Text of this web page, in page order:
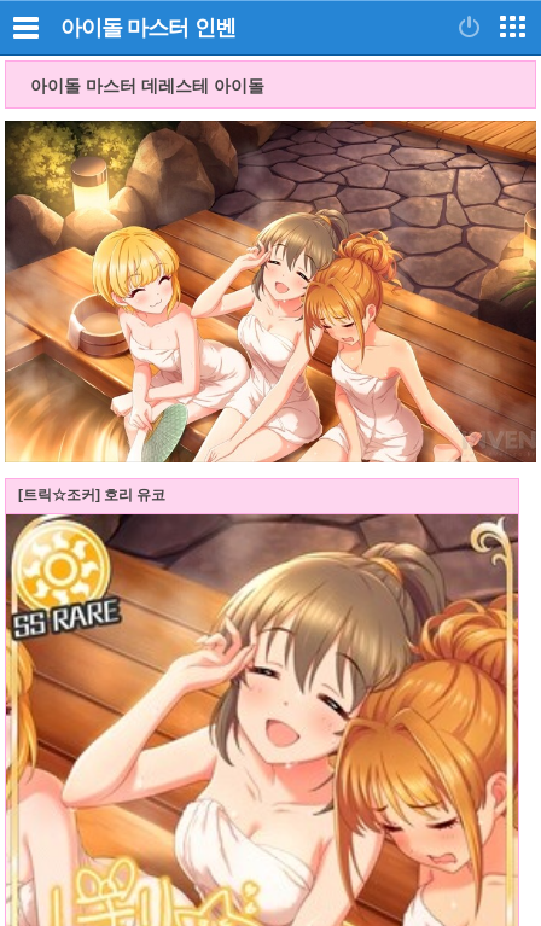
아이돌 마스터 인벤
아이돌 마스터 데레스테 아이돌
[트릭☆조커] 호리 유코